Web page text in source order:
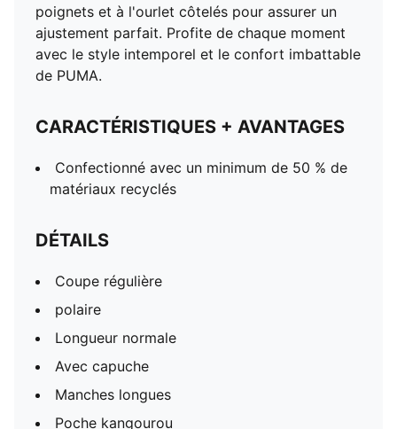
poignets et à l'ourlet côtelés pour assurer un
ajustement parfait. Profite de chaque moment
avec le style intemporel et le confort imbattable
de PUMA.
CARACTÉRISTIQUES + AVANTAGES
Confectionné avec un minimum de 50 % de
matériaux recyclés
DÉTAILS
Coupe régulière
polaire
Longueur normale
Avec capuche
Manches longues
Poche kangourou